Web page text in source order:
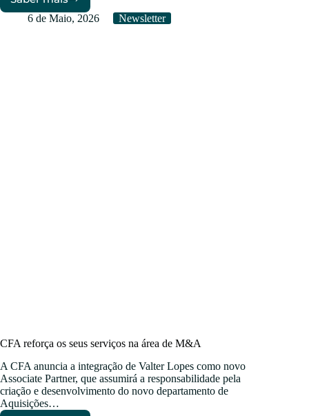
Maio
2026
6 de Maio, 2026 Newsletter
CFA reforça os seus serviços na área de M&A
A CFA anuncia a integração de Valter Lopes como novo
Associate Partner, que assumirá a responsabilidade pela
criação e desenvolvimento do novo departamento de
Aquisições…